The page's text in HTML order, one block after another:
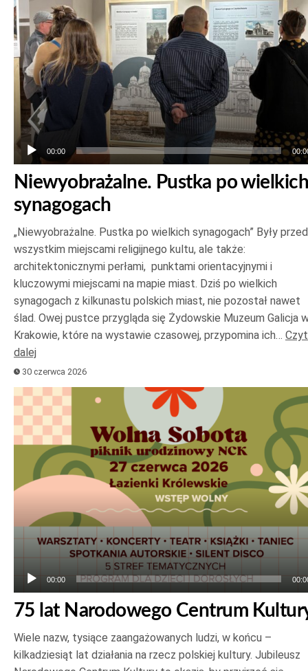
00:00
Niewyobrażalne. Pustka po wielkich
synagogach
„Niewyobrażalne. Pustka po wielkich synagogach” Były
wszystkim miejscami religijnego kultu, ale także:
architektonicznymi perłami, punktami orientacyjnymi i
kluczowymi miejscami na mapie miast. Dziś po wielkich
synagogach z kilkunastu polskich miast, nie pozostał nawet
ślad. Owej pustce przygląda się Żydowskie Muzeum Galicja
Krakowie, które na wystawie czasowej, przypomina ich…
dalej
30 czerwca 2026
Odtwarzacz
plików
dźwiękowych
00:00
75 lat Narodowego Centrum
Wiele nazw, tysiące zaangażowanych ludzi, w końcu –
kilkadziesiąt lat działania na rzecz polskiej kultury. Jubileusz